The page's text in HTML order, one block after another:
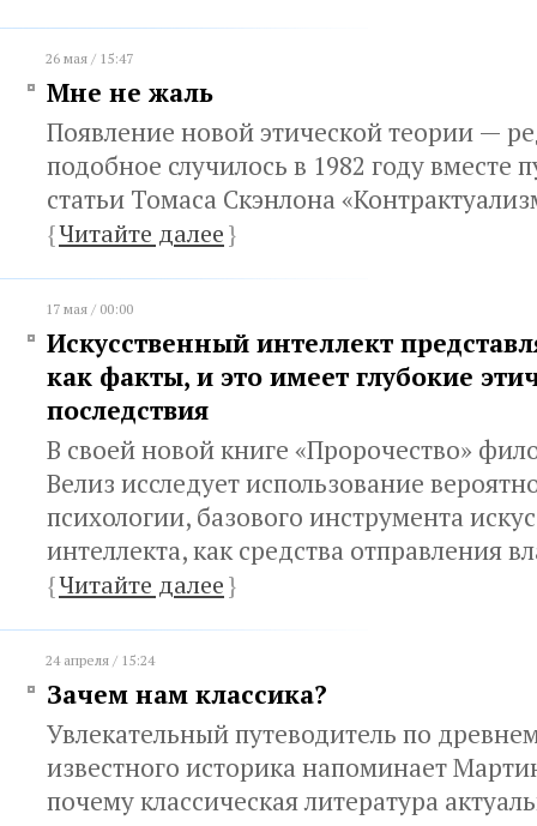
26 мая / 15:47
Мне не жаль
Появление новой этической теории —
подобное случилось в 1982 году вместе
статьи Томаса Скэнлона
{Читайте далее}
17 мая / 00:00
Искусственный интеллект
как факты, и это имеет глубокие
последствия
В своей новой книге «Пророчество»
Велиз исследует использование
психологии, базового инструмента
интеллекта, как средства отправления
{Читайте далее}
24 апреля / 15:24
Зачем нам классика?
Увлекательный путеводитель по
известного историка напоминает
почему классическая литература